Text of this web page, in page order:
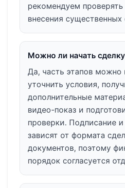
рекомендуем
внесения
Можно ли начать
Да, часть этапов можно
уточнить условия,
дополнительные
видео-показ и
проверки. Подписание
зависят от формата
документов, поэтому
порядок согласуется